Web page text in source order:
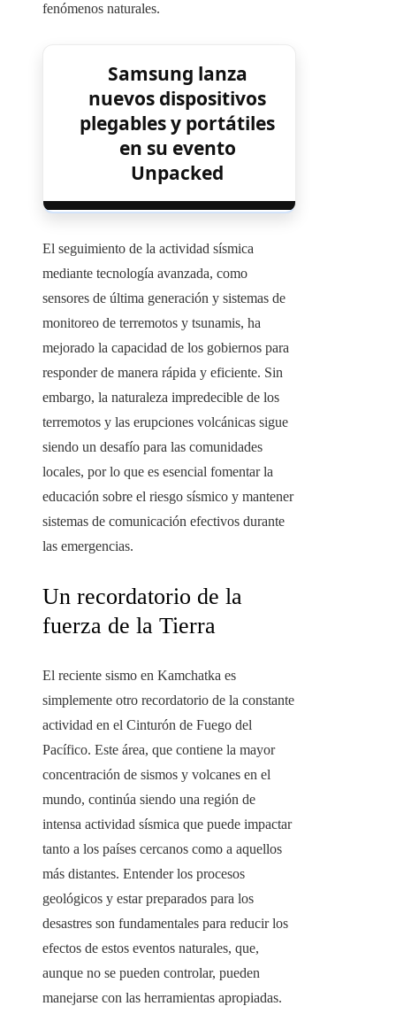
fenómenos naturales.
Samsung lanza
nuevos dispositivos
plegables y portátiles
en su evento
Unpacked
El seguimiento de la actividad sísmica
mediante tecnología avanzada, como
sensores de última generación y sistemas de
monitoreo de terremotos y tsunamis, ha
mejorado la capacidad de los gobiernos para
responder de manera rápida y eficiente. Sin
embargo, la naturaleza impredecible de los
terremotos y las erupciones volcánicas sigue
siendo un desafío para las comunidades
locales, por lo que es esencial fomentar la
educación sobre el riesgo sísmico y mantener
sistemas de comunicación efectivos durante
las emergencias.
Un recordatorio de la
fuerza de la Tierra
El reciente sismo en Kamchatka es
simplemente otro recordatorio de la constante
actividad en el Cinturón de Fuego del
Pacífico. Este área, que contiene la mayor
concentración de sismos y volcanes en el
mundo, continúa siendo una región de
intensa actividad sísmica que puede impactar
tanto a los países cercanos como a aquellos
más distantes. Entender los procesos
geológicos y estar preparados para los
desastres son fundamentales para reducir los
efectos de estos eventos naturales, que,
aunque no se pueden controlar, pueden
manejarse con las herramientas apropiadas.